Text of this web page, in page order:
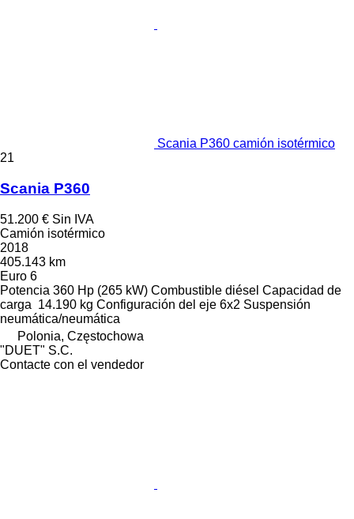
Scania P360 camión isotérmico
21
Scania P360
51.200 € Sin IVA
Camión isotérmico
2018
405.143 km
Euro 6
Potencia 360 Hp (265 kW) Combustible diésel Capacidad de
carga 14.190 kg Configuración del eje 6x2 Suspensión
neumática/neumática
Polonia, Częstochowa
"DUET" S.C.
Contacte con el vendedor